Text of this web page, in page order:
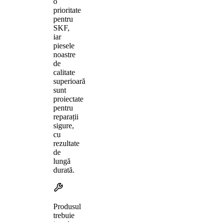
prioritate
pentru
SKF,
iar
piesele
noastre
de
calitate
superioară
sunt
proiectate
pentru
reparații
sigure,
cu
rezultate
de
lungă
durată.
Produsul
trebuie